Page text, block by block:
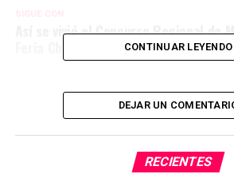
SIGUE CON
Así se vivió el Concurso Regional de
Feria Chalchicomula 2025!
Cabalgata de fe en Ciudad Serdán
CONTINUAR LEYENDO
DEJAR UN
RECIENTES